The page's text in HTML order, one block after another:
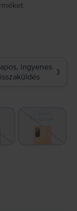
ingyenes
❯